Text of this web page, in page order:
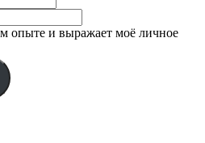
опыте и выражает моё личное